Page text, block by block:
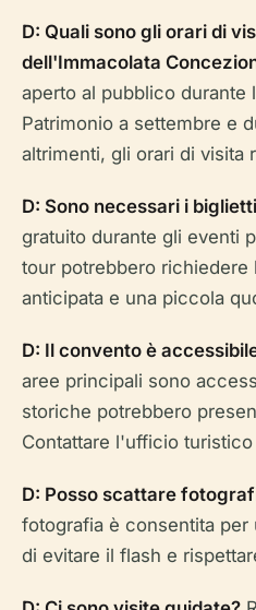
D: Quali sono gli orari di
dell'Immacolata
aperto al pubblico durante
Patrimonio a settembre e
altrimenti, gli orari di visita
D: Sono necessari i
gratuito durante gli eventi
tour potrebbero richiedere
anticipata e una piccola
D: Il convento è
aree principali sono
storiche potrebbero
Contattare l'ufficio
D: Posso scattare
fotografia è consentita per
di evitare il flash e